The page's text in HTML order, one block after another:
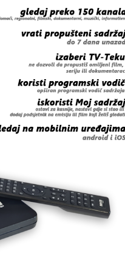
uvoz u vrijednosti od
Dakle, statistički
rezervi, posebno kada
utjecale tranše
utjecati na naše
a naša centralna banka
neophodnost kupovine
funkcioniranje
marke u
s pravom reći da
razlog za kupovinu